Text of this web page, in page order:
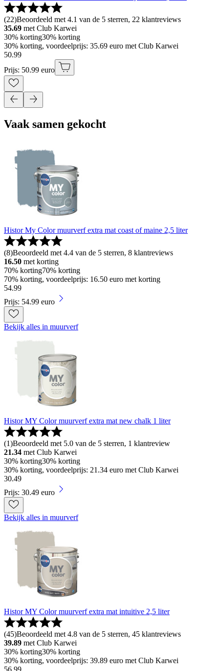
(22)Beoordeeld met 4.1 van de 5 sterren, 22 klantreviews
35.69 met Club Karwei
30% korting30% korting
30% korting, voordeelprijs: 35.69 euro met Club Karwei
50.99
Prijs: 50.99 euro
Vaak samen gekocht
Histor My Color muurverf extra mat coast of maine 2,5 liter
(8)Beoordeeld met 4.4 van de 5 sterren, 8 klantreviews
16.50 met korting
70% korting70% korting
70% korting, voordeelprijs: 16.50 euro met korting
54.99
Prijs: 54.99 euro
Bekijk alles in muurverf
Histor MY Color muurverf extra mat new chalk 1 liter
(1)Beoordeeld met 5.0 van de 5 sterren, 1 klantreview
21.34 met Club Karwei
30% korting30% korting
30% korting, voordeelprijs: 21.34 euro met Club Karwei
30.49
Prijs: 30.49 euro
Bekijk alles in muurverf
Histor MY Color muurverf extra mat intuitive 2,5 liter
(45)Beoordeeld met 4.8 van de 5 sterren, 45 klantreviews
39.89 met Club Karwei
30% korting30% korting
30% korting, voordeelprijs: 39.89 euro met Club Karwei
56.99